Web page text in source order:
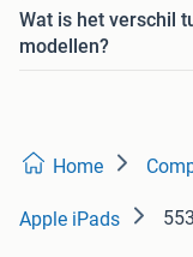
Wat is het verschil
modellen?
Home
Apple iPads